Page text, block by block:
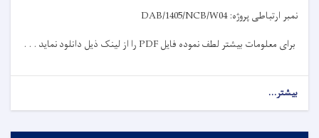
نمبر ارتباطی پروژه: DAB/1405/NCB/W04
برای معلومات بیشتر لطف نموده فایلPDFرا از لینک ذیل دانلود نماید . . .
بیشتر...